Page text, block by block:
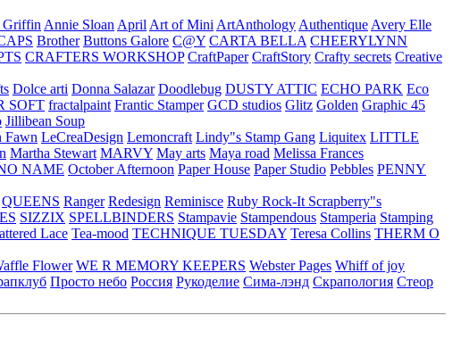
Griffin Annie Sloan April Art of Mini ArtAnthology Authentique Avery Elle
Brother Buttons Galore C@Y CARTA BELLA CHEERYLYNN
CRAFTERS WORKSHOP CraftPaper CraftStory Crafty secrets Creative
Dolce arti Donna Salazar Doodlebug DUSTY ATTIC ECHO PARK Eco
SOFT fractalpaint Frantic Stamper GCD studios Glitz Golden Graphic 45
Jillibean Soup
Fawn LeCreaDesign Lemoncraft Lindy"s Stamp Gang Liquitex LITTLE
Martha Stewart MARVY May arts Maya road Melissa Frances
NAME October Afternoon Paper House Paper Studio Pebbles PENNY
QUEENS Ranger Redesign Reminisce Ruby Rock-It Scrapberry"s
SIZZIX SPELLBINDERS Stampavie Stampendous Stamperia Stamping
Lace Tea-mood TECHNIQUE TUESDAY Teresa Collins THERM O
Flower WE R MEMORY KEEPERS Webster Pages Whiff of joy
Просто небо Россия Рукоделие Сима-лэнд Скрапология Стеор